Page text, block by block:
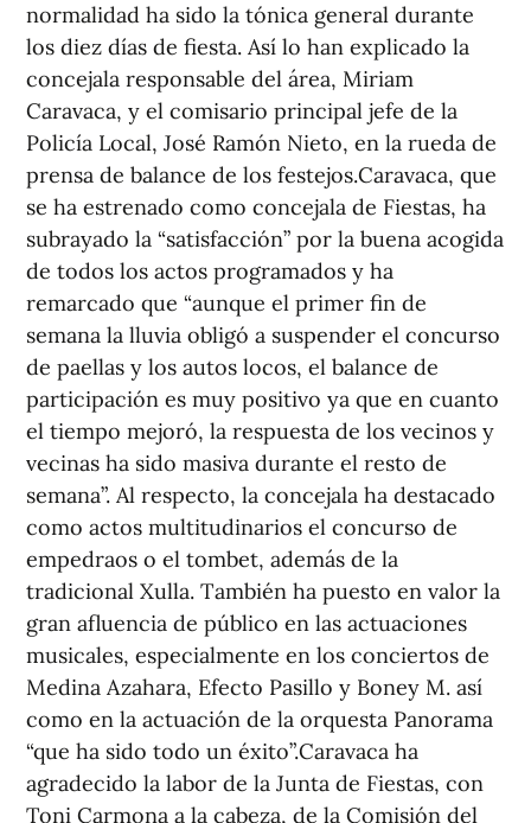
normalidad ha sido la tónica general durante
los diez días de fiesta. Así lo han explicado la
concejala responsable del área, Miriam
Caravaca, y el comisario principal jefe de la
Policía Local, José Ramón Nieto, en la rueda de
prensa de balance de los festejos.Caravaca, que
se ha estrenado como concejala de Fiestas, ha
subrayado la “satisfacción” por la buena acogida
de todos los actos programados y ha
remarcado que “aunque el primer fin de
semana la lluvia obligó a suspender el concurso
de paellas y los autos locos, el balance de
participación es muy positivo ya que en cuanto
el tiempo mejoró, la respuesta de los vecinos y
vecinas ha sido masiva durante el resto de
semana”. Al respecto, la concejala ha destacado
como actos multitudinarios el concurso de
empedraos o el tombet, además de la
tradicional Xulla. También ha puesto en valor la
gran afluencia de público en las actuaciones
musicales, especialmente en los conciertos de
Medina Azahara, Efecto Pasillo y Boney M. así
como en la actuación de la orquesta Panorama
“que ha sido todo un éxito”.Caravaca ha
agradecido la labor de la Junta de Fiestas, con
Toni Carmona a la cabeza, de la Comisión del